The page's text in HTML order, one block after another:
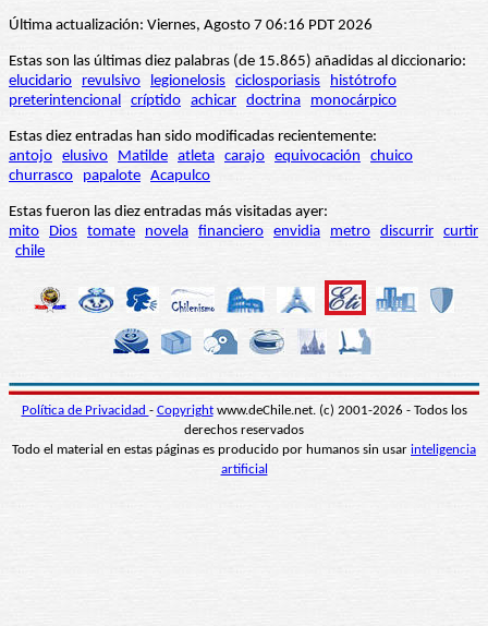
Última actualización: Viernes, Agosto 7 06:16 PDT 2026
Estas son las últimas diez palabras (de 15.865) añadidas al diccionario:
elucidario
revulsivo legionelosis ciclosporiasis
histótrofo
preterintencional críptido achicar doctrina monocárpico
Estas diez entradas han sido modificadas recientemente:
antojo elusivo Matilde atleta carajo equivocación
chuico
churrasco
papalote Acapulco
Estas fueron las diez entradas más visitadas ayer:
mito
Dios tomate novela financiero envidia metro discurrir curtir
chile
Política de Privacidad - Copyrightwww.deChile.net. (c) 2001-2026 - Todos los
derechos reservados
Todo el material en estas páginas es producido por humanos sin usar inteligencia
artificial